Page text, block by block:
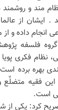
مند و
. ایشان از
انجام داده و
فلسفه
نظام فکری
بهره برده
فقیه متضلِّع
است.
کرد: یکی از